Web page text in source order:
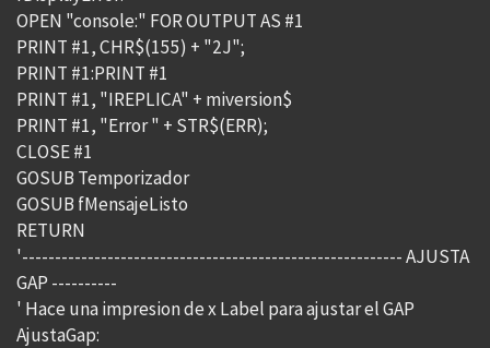
OPEN "console:" FOR OUTPUT AS #1
PRINT #1, CHR$(155) + "2J";
PRINT #1:PRINT #1
PRINT #1, "IREPLICA" + miversion$
PRINT #1, "Error " + STR$(ERR);
CLOSE #1
GOSUB Temporizador
GOSUB fMensajeListo
RETURN
'---------------------------------------------------------- AJUSTA
GAP ----------
' Hace una impresion de x Label para ajustar el GAP
AjustaGap: